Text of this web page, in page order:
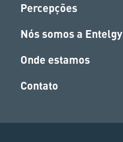
Percepções
Nós somos a Entelgy
Onde estamos
Contato